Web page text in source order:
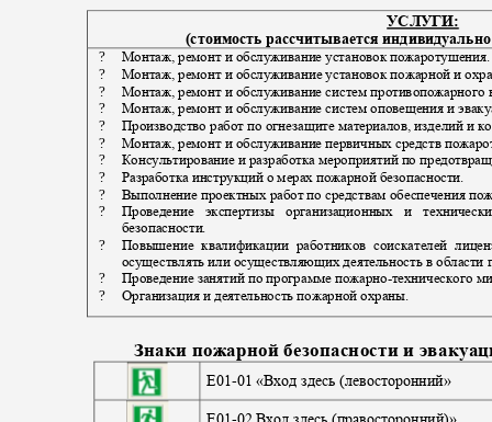
УСЛУГИ:
(стоимость рассчитывается
?
?
?
?
?
?
?
?
?
?
Монтаж, ремонт и обслуживание установок
Монтаж, ремонт и обслуживание установок пожарной и
Монтаж, ремонт и обслуживание систем
Монтаж, ремонт и обслуживание систем оповещения и
Производство работ по огнезащите материалов, изделий и
Монтаж, ремонт и обслуживание первичных средств
Консультирование и разработка мероприятий по
Разработка инструкций о мерах пожарной безопасности.
Выполнение проектных работ по средствам обеспечения
Проведение экспертизы организационных и
безопасности.
?
Повышение квалификации работников соискателей
осуществлять или осуществляющих деятельность в
Проведение занятий по программе пожарно-технического
Организация и деятельность пожарной охраны.
?
?
Знаки пожарной безопасности и
E01-01 «Вход здесь (левосторонний»